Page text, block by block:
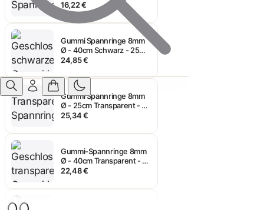
Gummi Spannringe 8mm
Ø - 40cm Schwarz - 25
Stück
24,85 €
Gummi Spannringe 8mm
Ø - 25cm Transparent - 25
Stück
25,34 €
Ø - 40cm Transparent - 25
Stück
22,48 €